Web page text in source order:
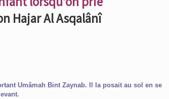
Hajar Al Asqalânî